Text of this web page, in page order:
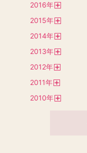
2016年
2015年
2014年
2013年
2012年
2011年
2010年